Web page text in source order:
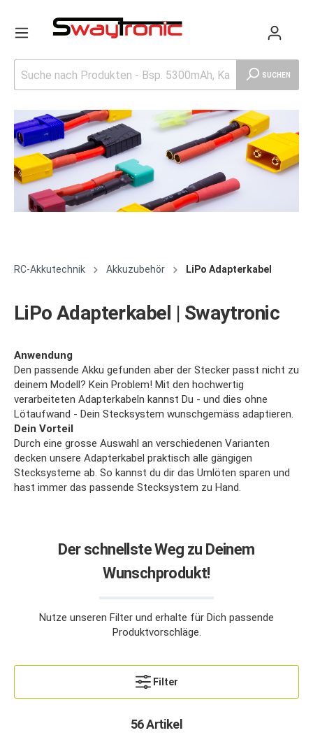
SUCHEN
RC-Akkutechnik Akkuzubehör LiPo Adapterkabel
LiPo Adapterkabel | Swaytronic
Anwendung
Den passende Akku gefunden aber der Stecker passt nicht zu
deinem Modell? Kein Problem! Mit den hochwertig
verarbeiteten Adapterkabeln kannst Du - und dies ohne
Lötaufwand - Dein Stecksystem wunschgemäss adaptieren.
Dein Vorteil
Durch eine grosse Auswahl an verschiedenen Varianten
decken unsere Adapterkabel praktisch alle gängigen
Stecksysteme ab. So kannst du dir das Umlöten sparen und
hast immer das passende Stecksystem zu Hand.
Der schnellste Weg zu Deinem
Wunschprodukt!
Nutze unseren Filter und erhalte für Dich passende
Produktvorschläge.
Filter
56 Artikel